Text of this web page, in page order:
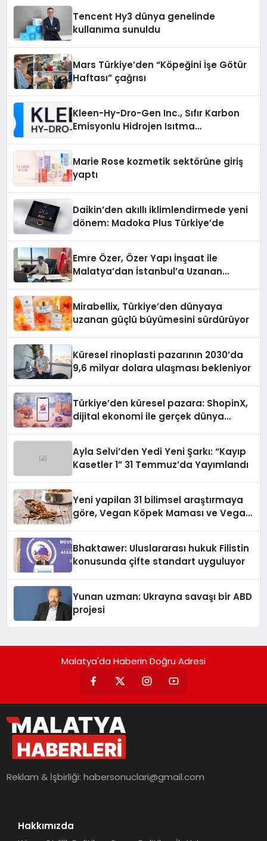
Tencent Hy3 dünya genelinde
kullanıma sunuldu
Mars Türkiye’den “Köpeğini İşe Götür
Haftası” çağrısı
Kleen-Hy-Dro-Gen Inc., Sıfır Karbon
Emisyonlu Hidrojen Isıtma
Marie Rose kozmetik sektörüne giriş
yaptı
Daikin’den akıllı iklimlendirmede yeni
dönem: Madoka Plus Türkiye’de
Emre Özer, Özer Yapı İnşaat ile
Malatya’dan İstanbul’a Uzanan
Mirabellix, Türkiye’den dünyaya
uzanan güçlü büyümesini sürdürüyor
Küresel rinoplasti pazarının 2030’da
9,6 milyar dolara ulaşması bekleniyor
Türkiye’den küresel pazara: ShopinX,
dijital ekonomi ile gerçek dünya
Ayla Selvi’den Yedi Yeni Şarkı: “Kayıp
Kasetler 1” 31 Temmuz’da Yayımlandı
Yeni yapilan 31 bilimsel araştırmaya
göre, Vegan Köpek Maması ve Vegan
Bhaktawer: Uluslararası hukuk Filistin
konusunda çifte standart uyguluyor
Yunan uzman: Ukrayna savaşı bir ABD
projesi
Malatya'da Haberin Doğru Adresi
Reklam & İşbirliği:habersonuclari@gmail.com
Hakkımızda